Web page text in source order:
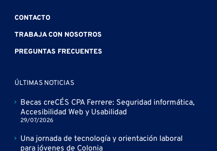
CONTACTO
TRABAJA CON NOSOTROS
PREGUNTAS FRECUENTES
ÚLTIMAS NOTICIAS
Becas creCÉS CPA Ferrere: Seguridad informática,
Accesibilidad Web y Usabilidad
29/07/2026
Una jornada de tecnología y orientación laboral
para jóvenes de Colonia